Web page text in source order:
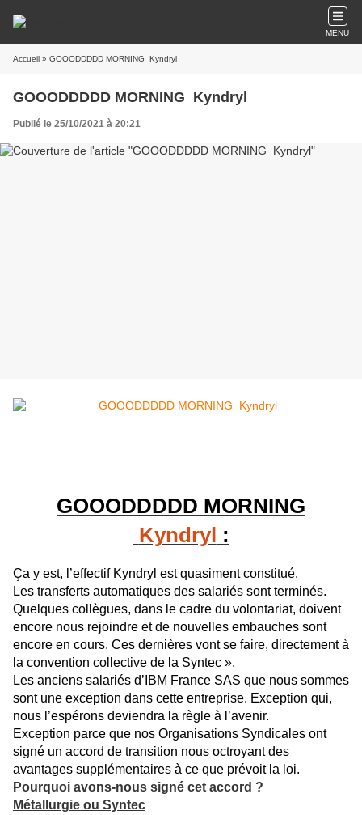
MENU
Accueil » GOOODDDDD MORNING Kyndryl
GOOODDDDD MORNING Kyndryl
Publié le 25/10/2021 à 20:21
GOOODDDDD MORNING
Kyndryl :
Ça y est, l’effectif Kyndryl est quasiment constitué.
Les transferts automatiques des salariés sont terminés.
Quelques collègues, dans le cadre du volontariat, doivent
encore nous rejoindre et de nouvelles embauches sont
encore en cours. Ces dernières vont se faire, directement à
la convention collective de la Syntec ».
Les anciens salariés d’IBM France SAS que nous sommes
sont une exception dans cette entreprise. Exception qui,
nous l’espérons deviendra la règle à l’avenir.
Exception parce que nos Organisations Syndicales ont
signé un accord de transition nous octroyant des
avantages supplémentaires à ce que prévoit la loi.
Pourquoi avons-nous signé cet accord ?
Métallurgie ou Syntec